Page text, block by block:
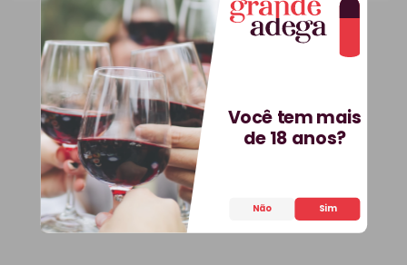
750 ml
BEST-SELLER
Kit 3 Vinhos Petit Vega e
Saca-Rolhas Grátis + E-
book
Kit
R$536,70
399
Você tem mais
de 18 anos?
Não Sim